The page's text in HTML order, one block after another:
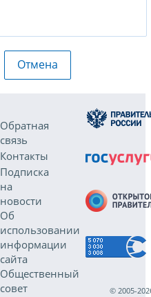
Отмена
Обратная
связь
Контакты
Подписка
на
новости
Об
использовании
информации
сайта
Общественный
совет
© 2005-